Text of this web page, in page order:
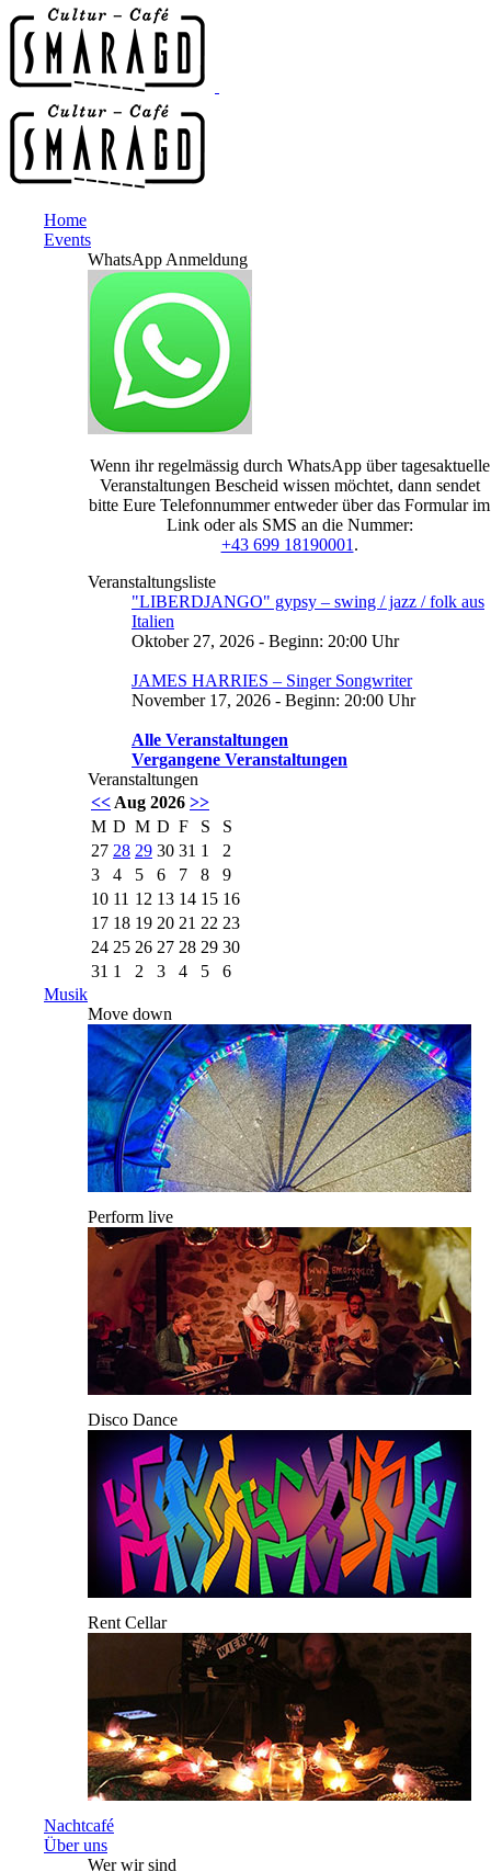
Home
Events
WhatsApp Anmeldung
Wenn ihr regelmässig durch WhatsApp über tagesaktuelle
Veranstaltungen Bescheid wissen möchtet, dann sendet
bitte Eure Telefonnummer entweder über das Formular im
Link oder als SMS an die Nummer:
+43 699 18190001 .
Veranstaltungsliste
"LIBERDJANGO" gypsy – swing / jazz / folk aus
Italien
Oktober 27, 2026 - Beginn: 20:00 Uhr
JAMES HARRIES – Singer Songwriter
November 17, 2026 - Beginn: 20:00 Uhr
Alle Veranstaltungen
Vergangene Veranstaltungen
Veranstaltungen
<< Aug 2026 >>
M D M D F S
S
27 28 29 30 31 1
2
3
4 5 6 7 8
9
10 11 12 13 14 15 16
17 18 19 20 21 22 23
24 25 26 27 28 29 30
31 1 2 3 4 5
6
Musik
Move down
Perform live
Disco Dance
Rent Cellar
Nachtcafé
Über uns
Wer wir sind